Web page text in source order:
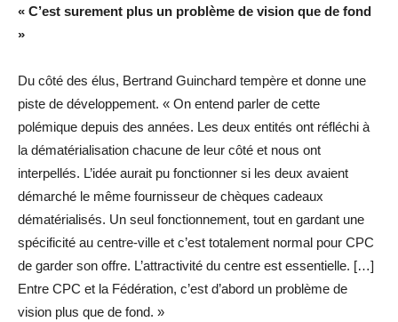
« C’est surement plus un problème de vision que de fond
»
Du côté des élus, Bertrand Guinchard tempère et donne une
piste de développement. « On entend parler de cette
polémique depuis des années. Les deux entités ont réfléchi à
la dématérialisation chacune de leur côté et nous ont
interpellés. L’idée aurait pu fonctionner si les deux avaient
démarché le même fournisseur de chèques cadeaux
dématérialisés. Un seul fonctionnement, tout en gardant une
spécificité au centre-ville et c’est totalement normal pour CPC
de garder son offre. L’attractivité du centre est essentielle. […]
Entre CPC et la Fédération, c’est d’abord un problème de
vision plus que de fond. »